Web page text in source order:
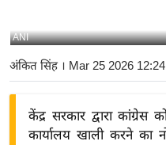
य
बि
ज़
ANI
अंकित सिंह। Mar 25 2026
केंद्र सरकार द्वारा
कार्यालय खाली करने का